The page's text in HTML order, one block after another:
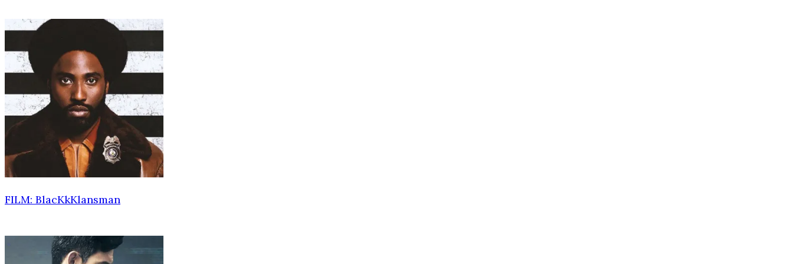
FILM: BlacKkKlansman